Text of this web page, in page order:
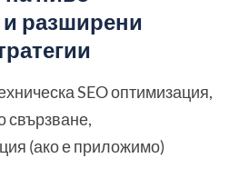
разширени
SEO оптимизация,
свързване,
(ако е приложимо)